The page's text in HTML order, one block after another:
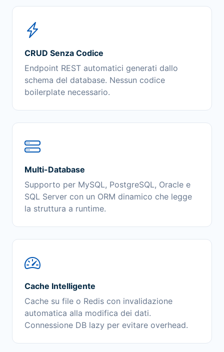
CRUD Senza Codice
Endpoint REST automatici generati dallo
schema del database. Nessun codice
boilerplate necessario.
Multi-Database
Supporto per MySQL, PostgreSQL, Oracle e
SQL Server con un ORM dinamico che legge
la struttura a runtime.
Cache Intelligente
Cache su file o Redis con invalidazione
automatica alla modifica dei dati.
Connessione DB lazy per evitare overhead.